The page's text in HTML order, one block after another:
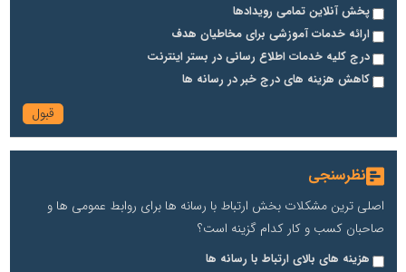
پخش آنلاین تمامی رویدادها
ارائه خدمات آموزشی برای مخاطیان هدف
درج کلیه خدمات اطلاع رسانی در بستر اینترنت
کاهش هزینه های درج خبر در رسانه ها
نظرسنجی
اصلی ترین مشکلات بخش ارتباط با رسانه ها برای روابط عمومی ها و
صاحبان کسب و کار کدام گزینه است؟
هزینه های بالای ارتباط با رسانه ها